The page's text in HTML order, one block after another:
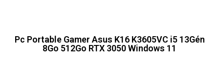
Pc Portable Gamer Asus K16 K3605VC i5 13Gén
8Go 512Go RTX 3050 Windows 11